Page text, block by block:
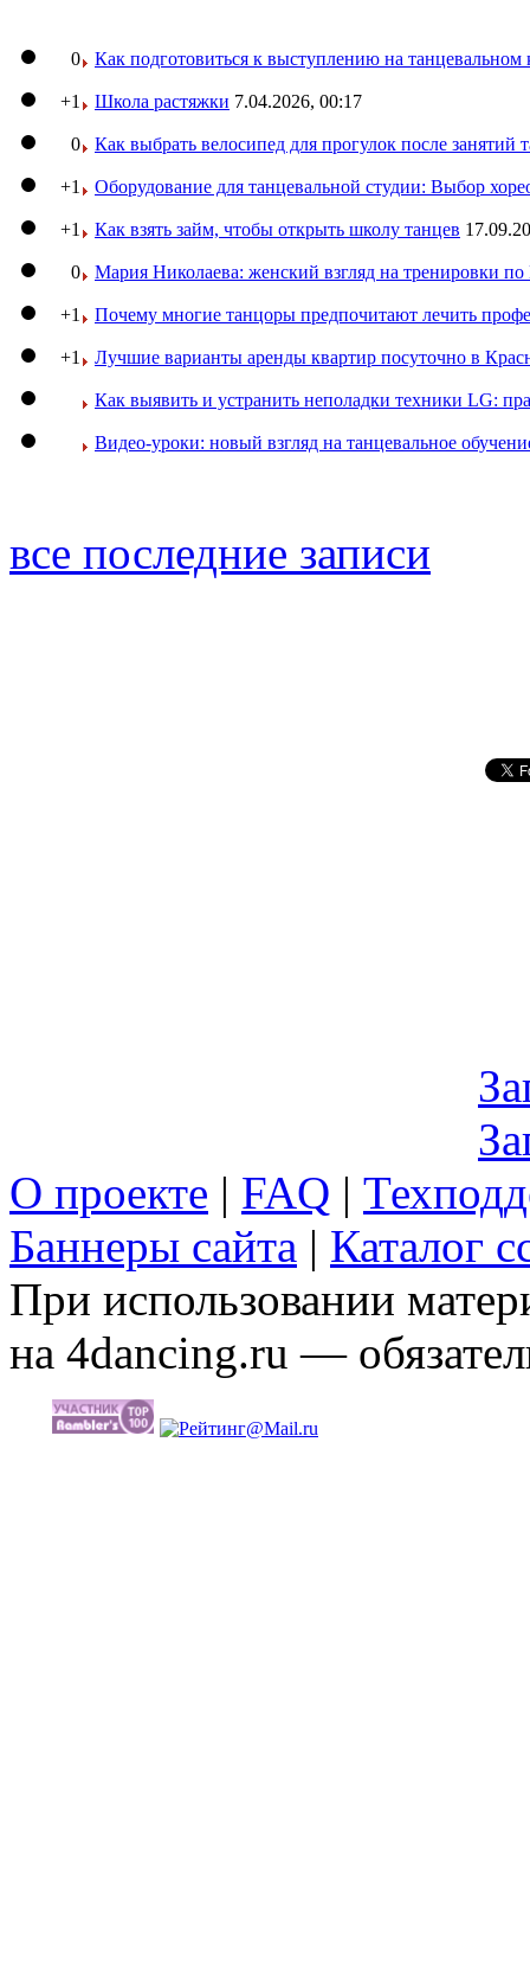
0 Как подготовиться к выступлению на танцевальном
+1 Школа растяжки 7.04.2026, 00:17
0 Как выбрать велосипед для прогулок после занятий
+1 Оборудование для танцевальной студии: Выбор
+1 Как взять займ, чтобы открыть школу танцев
0 Мария Николаева: женский взгляд на тренировки
+1 Почему многие танцоры предпочитают лечить
+1 Лучшие варианты аренды квартир посуточно в
Как выявить и устранить неполадки техники LG:
Видео-уроки: новый взгляд на танцевальное
все последние записи
О проекте | FAQ |
Баннеры сайта | Каталог
При использовании
на 4dancing.ru —